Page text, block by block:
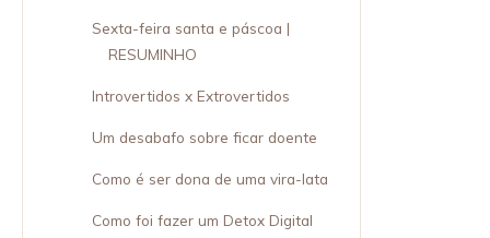
Sexta-feira santa e páscoa |
RESUMINHO
Introvertidos x Extrovertidos
Um desabafo sobre ficar doente
Como é ser dona de uma vira-lata
Como foi fazer um Detox Digital